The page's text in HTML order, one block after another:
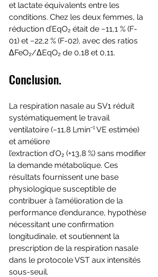
et lactate équivalents entre les
conditions. Chez les deux femmes, la
réduction d’EqO₂ était de −11,1 % (F-
01) et −22,2 % (F-02), avec des ratios
ΔFeO₂/ΔEqO₂ de 0,18 et 0,11.
Conclusion.
La respiration nasale au SV1 réduit
systématiquement le travail
ventilatoire (−11,8 L·min⁻¹ VE estimée)
et améliore
l’extraction d’O₂ (+13,8 %) sans modifier
la demande métabolique. Ces
résultats fournissent une base
physiologique susceptible de
contribuer à l’amélioration de la
performance d’endurance, hypothèse
nécessitant une confirmation
longitudinale, et soutiennent la
prescription de la respiration nasale
dans le protocole VST aux intensités
sous-seuil.